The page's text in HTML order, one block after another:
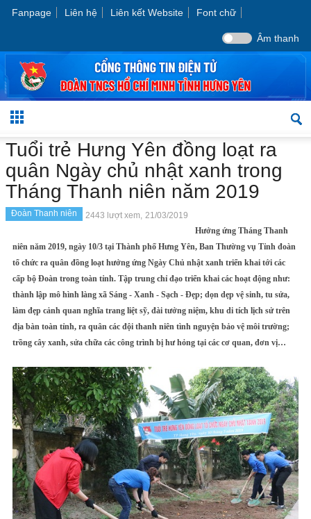
Fanpage Liên hệ Liên kết Website Font chữ
Âm thanh
Tuổi trẻ Hưng Yên đồng loạt ra
quân Ngày chủ nhật xanh trong
Tháng Thanh niên năm 2019
Đoàn Thanh niên 2443 lượt xem, 21/03/2019
Hưởng ứng Tháng Thanh
niên năm 2019, ngày 10/3 tại Thành phố Hưng Yên, Ban Thường vụ Tỉnh đoàn
tổ chức ra quân đồng loạt hưởng ứng Ngày Chủ nhật xanh triển khai tới các
cấp bộ Đoàn trong toàn tỉnh. Tập trung chỉ đạo triển khai các hoạt động như:
thành lập mô hình làng xã Sáng - Xanh - Sạch - Đẹp; dọn dẹp vệ sinh, tu sửa,
làm đẹp cảnh quan nghĩa trang liệt sỹ, đài tưởng niệm, khu di tích lịch sử trên
địa bàn toàn tỉnh, ra quân các đội thanh niên tình nguyện bảo vệ môi trường;
trồng cây xanh, sửa chữa các công trình bị hư hỏng tại các cơ quan, đơn vị…